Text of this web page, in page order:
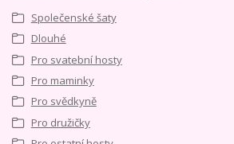
Společenské šaty
Dlouhé
Pro svatební hosty
Pro maminky
Pro svědkyně
Pro družičky